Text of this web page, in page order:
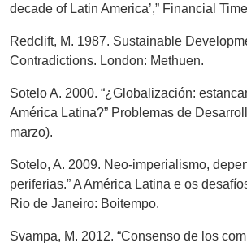
decade of Latin America’,” Financial
Redclift, M. 1987. Sustainable
Contradictions. London: Methuen.
Sotelo A. 2000. “¿Globalización:
América Latina?” Problemas de
marzo).
Sotelo, A. 2009. Neo-imperialismo,
periferias.” A América Latina e os
Rio de Janeiro: Boitempo.
Svampa, M. 2012. “Consenso de los